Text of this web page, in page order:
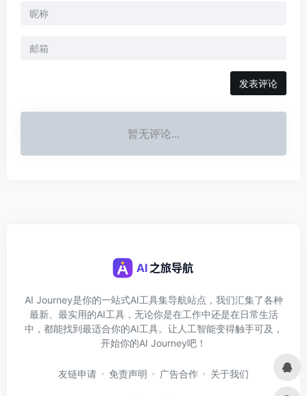
发表评论
暂无评论...
AI Journey是你的一站式AI工具集导航站点，我们汇集了各种
最新、最实用的AI工具，无论你是在工作中还是在日常生活
中，都能找到最适合你的AI工具。让人工智能变得触手可及，
开始你的AI Journey吧！
友链申请 免责声明 广告合作 关于我们